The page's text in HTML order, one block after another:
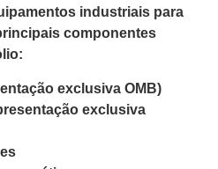
industriais para
componentes
exclusiva OMB)
exclusiva